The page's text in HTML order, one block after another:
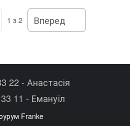
1 з 2 Вперед
22 - Анастасія
11 - Емануїл
Franke